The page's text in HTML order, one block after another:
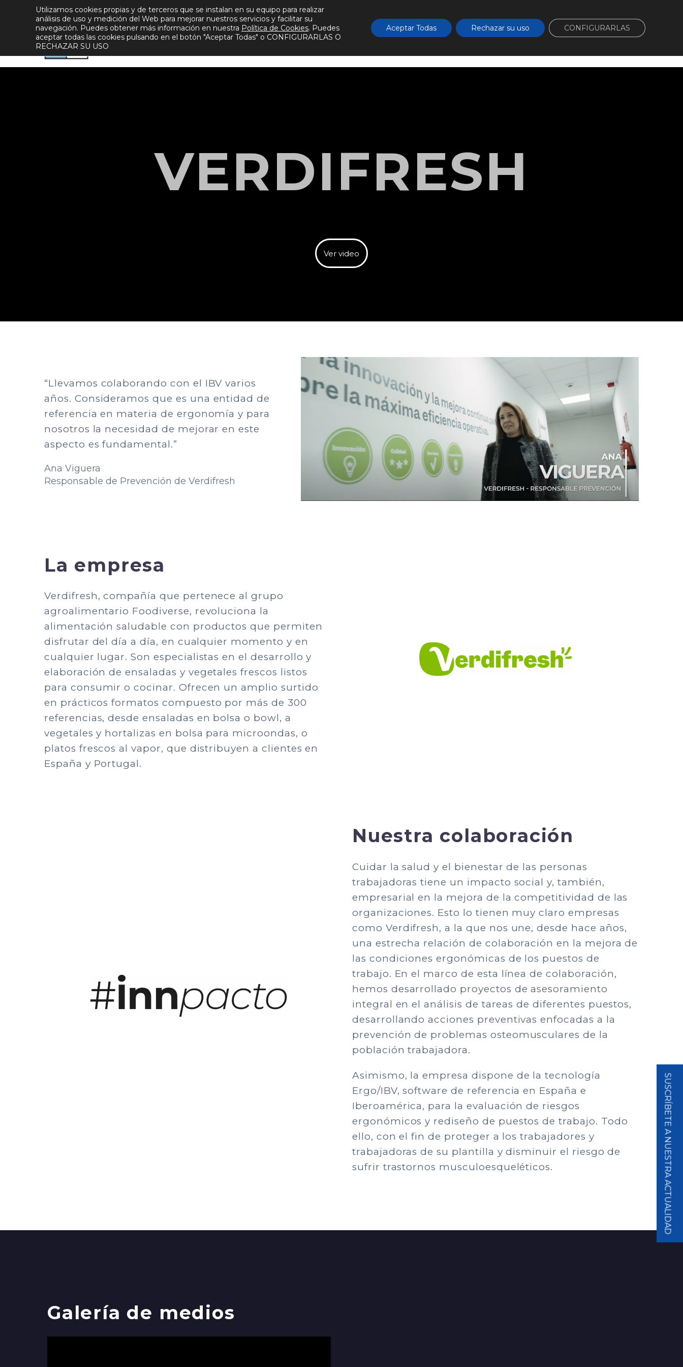
Conócenos Asóciate Incorpórate Actualidad Publicaciones
VERDIFRESH
Ver video
“Llevamos colaborando con el IBV varios
años. Consideramos que es una entidad de
referencia en materia de ergonomía y para
nosotros la necesidad de mejorar en este
aspecto es fundamental.”
Ana Viguera
Responsable de Prevención de Verdifresh
La empresa
Verdifresh, compañía que pertenece al grupo
agroalimentario Foodiverse, revoluciona la
alimentación saludable con productos que permiten
disfrutar del día a día, en cualquier momento y en
cualquier lugar. Son especialistas en el desarrollo y
elaboración de ensaladas y vegetales frescos listos
para consumir o cocinar. Ofrecen un amplio surtido
en prácticos formatos compuesto por más de 300
referencias, desde ensaladas en bolsa o bowl, a
vegetales y hortalizas en bolsa para microondas, o
platos frescos al vapor, que distribuyen a clientes en
España y Portugal.
Nuestra colaboración
Cuidar la salud y el bienestar de las personas
trabajadoras tiene un impacto social y, también,
empresarial en la mejora de la competitividad de las
organizaciones. Esto lo tienen muy claro empresas
como Verdifresh, a la que nos une, desde hace años,
una estrecha relación de colaboración en la mejora de
las condiciones ergonómicas de los puestos de
trabajo. En el marco de esta línea de colaboración,
hemos desarrollado proyectos de asesoramiento
integral en el análisis de tareas de diferentes puestos,
desarrollando acciones preventivas enfocadas a la
prevención de problemas osteomusculares de la
población trabajadora.
Asimismo, la empresa dispone de la tecnología
Ergo/IBV, software de referencia en España e
Iberoamérica, para la evaluación de riesgos
ergonómicos y rediseño de puestos de trabajo. Todo
ello, con el fin de proteger a los trabajadores y
trabajadoras de su plantilla y disminuir el riesgo de
sufrir trastornos musculoesqueléticos.
Galería de medios
SUSCRÍBETE A NUESTRA ACTUALIDAD
Utilizamos cookies propias y de terceros que se instalan en su equipo para realizar
análisis de uso y medición del Web para mejorar nuestros servicios y facilitar su
navegación. Puedes obtener más información en nuestra Política de Cookies. Puedes
aceptar todas las cookies pulsando en el botón "Aceptar Todas" o CONFIGURARLAS O
RECHAZAR SU USO
Aceptar Todas Rechazar su uso CONFIGURARLAS